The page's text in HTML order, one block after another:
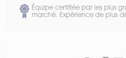
Équipe certifiée par les plus
marché. Expérience de plus